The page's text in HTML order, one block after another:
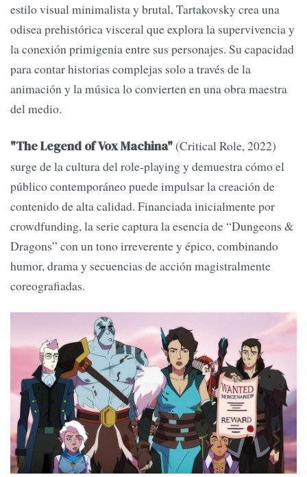
estilo visual minimalista y brutal, Tartakovsky crea una
odisea prehistórica visceral que explora la supervivencia y
la conexión primigenia entre sus personajes. Su capacidad
para contar historias complejas solo a través de la
animación y la música lo convierten en una obra maestra
del medio.
"The Legend of Vox Machina"(Critical Role, 2022)
surge de la cultura del role-playing y demuestra cómo el
público contemporáneo puede impulsar la creación de
contenido de alta calidad. Financiada inicialmente por
crowdfunding, la serie captura la esencia de “Dungeons &
Dragons” con un tono irreverente y épico, combinando
humor, drama y secuencias de acción magistralmente
coreografiadas.